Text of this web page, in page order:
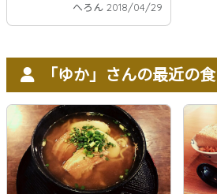
へろん 2018/04/29
「ゆか」さんの最近の